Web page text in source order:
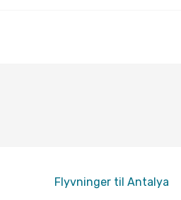
Flyvninger til Antalya